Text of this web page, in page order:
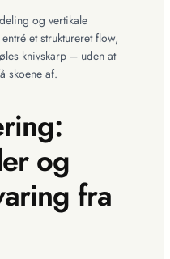
og vertikale
et struktureret flow,
knivskarp – uden at
skoene af.
og
fra